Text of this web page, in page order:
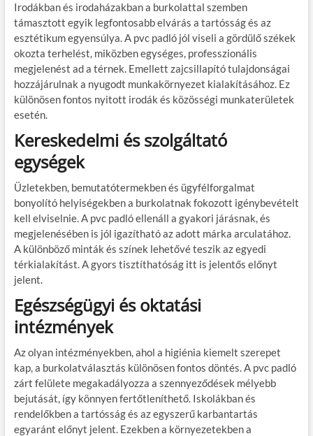
Irodákban és irodaházakban a burkolattal szemben
támasztott egyik legfontosabb elvárás a tartósság és az
esztétikum egyensúlya. A pvc padló jól viseli a gördülő székek
okozta terhelést, miközben egységes, professzionális
megjelenést ad a térnek. Emellett zajcsillapító tulajdonságai
hozzájárulnak a nyugodt munkakörnyezet kialakításához. Ez
különösen fontos nyitott irodák és közösségi munkaterületek
esetén.
Kereskedelmi és szolgáltató
egységek
Üzletekben, bemutatótermekben és ügyfélforgalmat
bonyolító helyiségekben a burkolatnak fokozott igénybevételt
kell elviselnie. A pvc padló ellenáll a gyakori járásnak, és
megjelenésében is jól igazítható az adott márka arculatához.
A különböző minták és színek lehetővé teszik az egyedi
térkialakítást. A gyors tisztíthatóság itt is jelentős előnyt
jelent.
Egészségügyi és oktatási
intézmények
Az olyan intézményekben, ahol a higiénia kiemelt szerepet
kap, a burkolatválasztás különösen fontos döntés. A pvc padló
zárt felülete megakadályozza a szennyeződések mélyebb
bejutását, így könnyen fertőtleníthető. Iskolákban és
rendelőkben a tartósság és az egyszerű karbantartás
egyaránt előnyt jelent. Ezekben a környezetekben a